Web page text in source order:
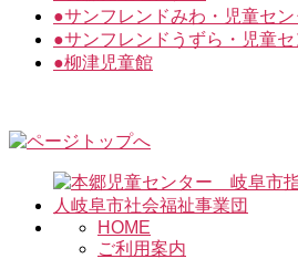
●サンフレンドみわ・児童セン
●サンフレンドうずら・児童セ
●柳津児童館
HOME
ご利用案内